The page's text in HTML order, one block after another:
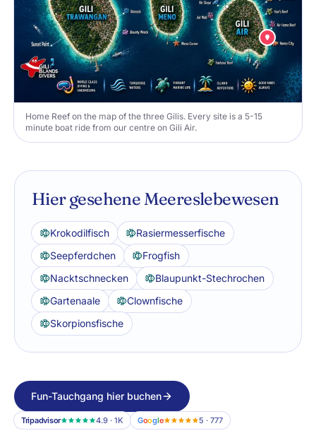
Home Reef on the map of the three Gilis. Every site is a 5-15
minute boat ride from our centre on Gili Air.
Hier gesehene Meereslebewesen
Krokodilfisch
Rasiermesserfische
Seepferdchen
Frogfish
Nacktschnecken
Blaupunkt-Stechrochen
Gartenaale
Clownfische
Skorpionsfische
Fun-Tauchgang hier buchen
Tripadvisor 4.9 · 1K Google 5 · 777